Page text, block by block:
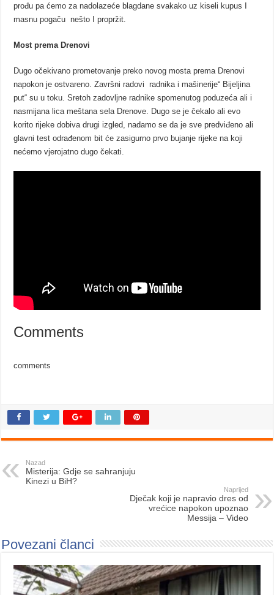
prođu pa ćemo za nadolazeće blagdane svakako uz kiseli kupus I
masnu pogaču nešto I propržit.
Most prema Drenovi
Dugo očekivano prometovanje preko novog mosta prema Drenovi
napokon je ostvareno. Završni radovi radnika i mašinerije“ Bijeljina
put“ su u toku. Sretoh zadovljne radnike spomenutog poduzeća ali i
nasmijana lica meštana sela Drenove. Dugo se je čekalo ali evo
korito rijeke dobiva drugi izgled, nadamo se da je sve predviđeno ali
glavni test odrađenom bit će zasigurno prvo bujanje rijeke na koji
nećemo vjerojatno dugo čekati.
Comments
comments
Nazad
Misterija: Gdje se sahranjuju
Kinezi u BiH?
Naprijed
Dječak koji je napravio dres od
vrećice napokon upoznao
Messija – Video
Povezani članci